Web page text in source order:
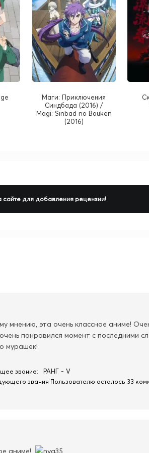
Маги: Приключения
Синдбада (2016) /
Magi: Sinbad no Bouken
(2016)
сайте для добавления рецензии!
мнению, эта очень классное аниме!
понравился момент с последними
мурашек!
звание: РАНГ - V
звания Пользователю осталось 33
аниме!